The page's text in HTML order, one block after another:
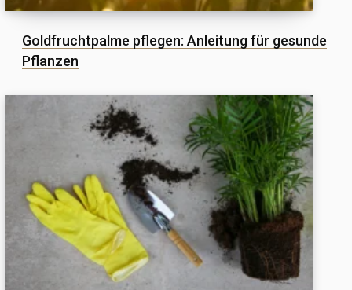
Goldfruchtpalme pflegen: Anleitung für gesunde
Pflanzen